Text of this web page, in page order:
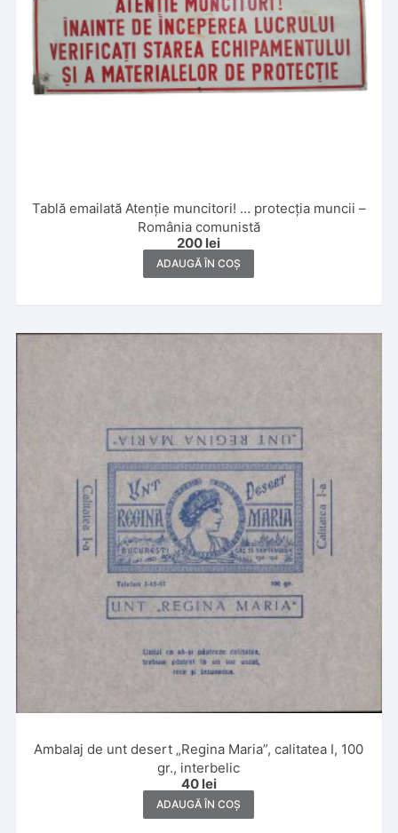
Tablă emailată Atenție muncitori! … protecția muncii –
România comunistă
200 lei
ADAUGĂ ÎN COȘ
Ambalaj de unt desert „Regina Maria”, calitatea I, 100
gr., interbelic
40 lei
ADAUGĂ ÎN COȘ